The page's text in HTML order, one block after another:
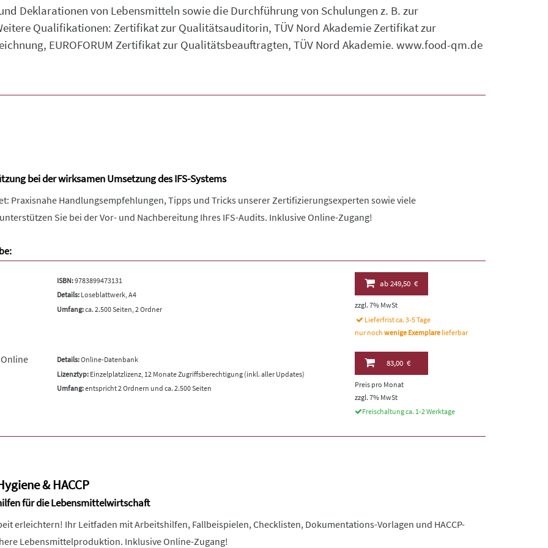
Deklarationen von Lebensmitteln sowie die Durchführung von Schulungen z. B. zur
Qualifikationen: Zertifikat zur Qualitätsauditorin, TÜV Nord Akademie Zertifikat zur
EUROFORUM Zertifikat zur Qualitätsbeauftragten, TÜV Nord Akademie. www.food-qm.de
bei der wirksamen Umsetzung des IFS-Systems
Praxisnahe Handlungsempfehlungen, Tipps und Tricks unserer Zertifizierungsexperten sowie viele
Sie bei der Vor- und Nachbereitung Ihres IFS-Audits. Inklusive Online-Zugang!
ISBN:9783899473131
Details:Loseblattwerk, A4
Umfang:ca. 2.500 Seiten, 2 Ordner
ab249,50 €
zzgl. 7% MwSt
Lieferfrist ca. 3-5 Tage
nur nochwenige Exemplare lieferbar
Details:Online-Datenbank
Lizenztyp:Einzelplatzlizenz, 12 Monate Zugriffsberechtigung (inkl. aller Updates)
Umfang:entspricht 2 Ordnern und ca. 2.500 Seiten
83,00 €
Preis pro Monat
zzgl. 7% MwSt
Freischaltung ca. 1-2 Werktage
& HACCP
für die Lebensmittelwirtschaft
erleichtern! Ihr Leitfaden mit Arbeitshilfen, Fallbeispielen, Checklisten, Dokumentations-Vorlagen und HACCP-
Lebensmittelproduktion. Inklusive Online-Zugang!